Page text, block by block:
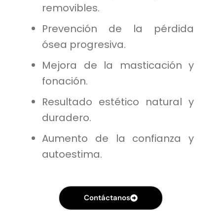
removibles.
Prevención de la pérdida
ósea progresiva.
Mejora de la masticación y
fonación.
Resultado estético natural y
duradero.
Aumento de la confianza y
autoestima.
Contáctanos